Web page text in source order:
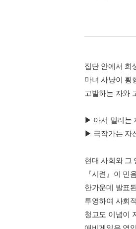
집단 안에서 희
마녀 사냥이 횡
고발하는 자와
▶ 아서 밀러는
▶ 극작가는 자
현대 사회와 그
『시련』이 민
한가운데 발표
투영하여 사회
청교도 이념이